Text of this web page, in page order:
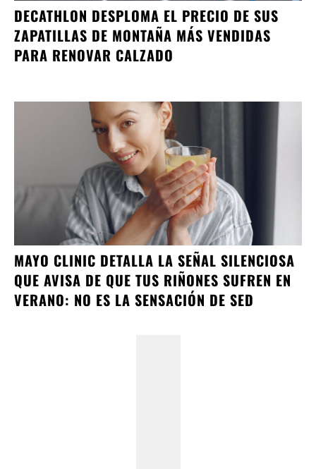
DECATHLON DESPLOMA EL PRECIO DE SUS
ZAPATILLAS DE MONTAÑA MÁS VENDIDAS
PARA RENOVAR CALZADO
MAYO CLINIC DETALLA LA SEÑAL SILENCIOSA
QUE AVISA DE QUE TUS RIÑONES SUFREN EN
VERANO: NO ES LA SENSACIÓN DE SED